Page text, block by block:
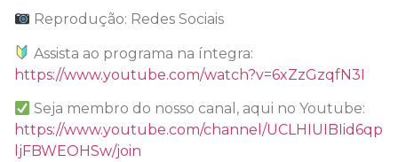
Reprodução: Redes Sociais
Assista ao programa na íntegra:
https://www.youtube.com/watch?v=6xZzGzqfN3I
Seja membro do nosso canal, aqui no Youtube:
https://www.youtube.com/channel/UCLHIUIBIid6qp
ljFBWEOHSw/join